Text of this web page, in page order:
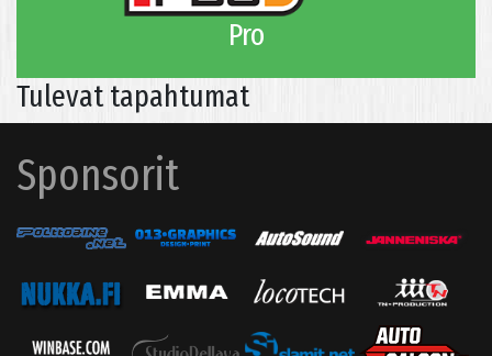
Pro
Tulevat tapahtumat
Sponsorit